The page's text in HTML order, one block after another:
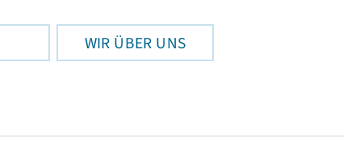
WIR ÜBER UNS